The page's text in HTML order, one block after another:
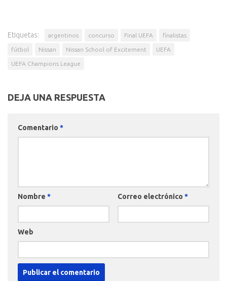
Etiquetas: argentinos concurso Final UEFA finalistas
fútbol Nissan Nissan School of Excitement UEFA
UEFA Champions League
DEJA UNA RESPUESTA
Comentario *
Nombre * Correo electrónico *
Web